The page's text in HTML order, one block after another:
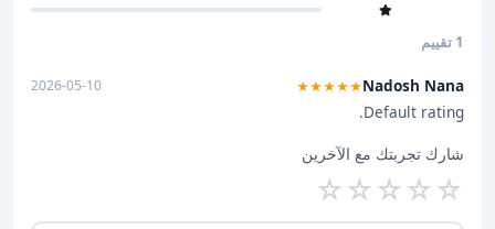
1 تقييم
Nadosh Nana
★★★★★
2026-05-10
Default rating.
شارك تجربتك مع الآخرين
☆
☆
☆
☆
☆